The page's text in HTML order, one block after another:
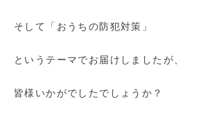
そして「おうちの防犯対策」
というテーマでお届けしましたが、
皆様いかがでしたでしょうか？